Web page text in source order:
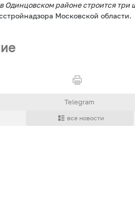
Одинцовском районе строится три
Московской области.